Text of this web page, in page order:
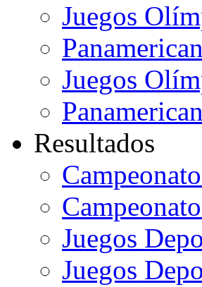
Juegos
Juegos
Resultados
Juegos
Juegos